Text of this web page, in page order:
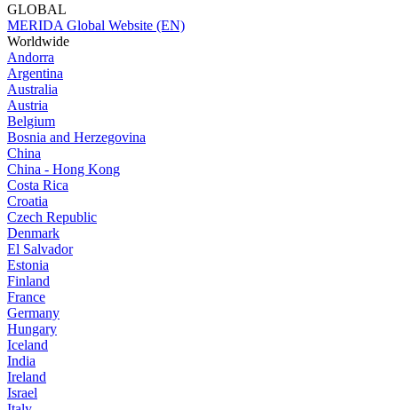
GLOBAL
MERIDA Global Website (EN)
Worldwide
Andorra
Argentina
Australia
Austria
Belgium
Bosnia and Herzegovina
China
China - Hong Kong
Costa Rica
Croatia
Czech Republic
Denmark
El Salvador
Estonia
Finland
France
Germany
Hungary
Iceland
India
Ireland
Israel